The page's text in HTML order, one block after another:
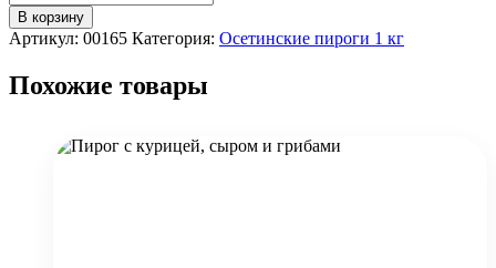
В корзину
Артикул: 00165 Категория: Осетинские пироги 1 кг
Похожие товары